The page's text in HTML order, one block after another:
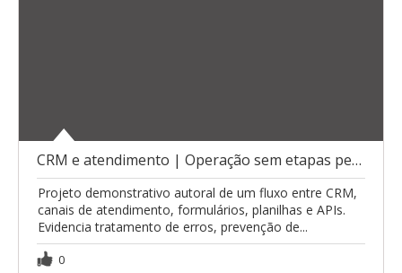
CRM e atendimento | Operação sem etapas perdidas
Projeto demonstrativo autoral de um fluxo entre CRM,
canais de atendimento, formulários, planilhas e APIs.
Evidencia tratamento de erros, prevenção de...
0